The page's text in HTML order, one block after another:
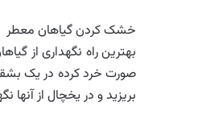
خشک کردن گیاهان معطر
بهترین راه نگهداری از
صورت خرد کرده در یک
بریزید و در یخچال از آنها